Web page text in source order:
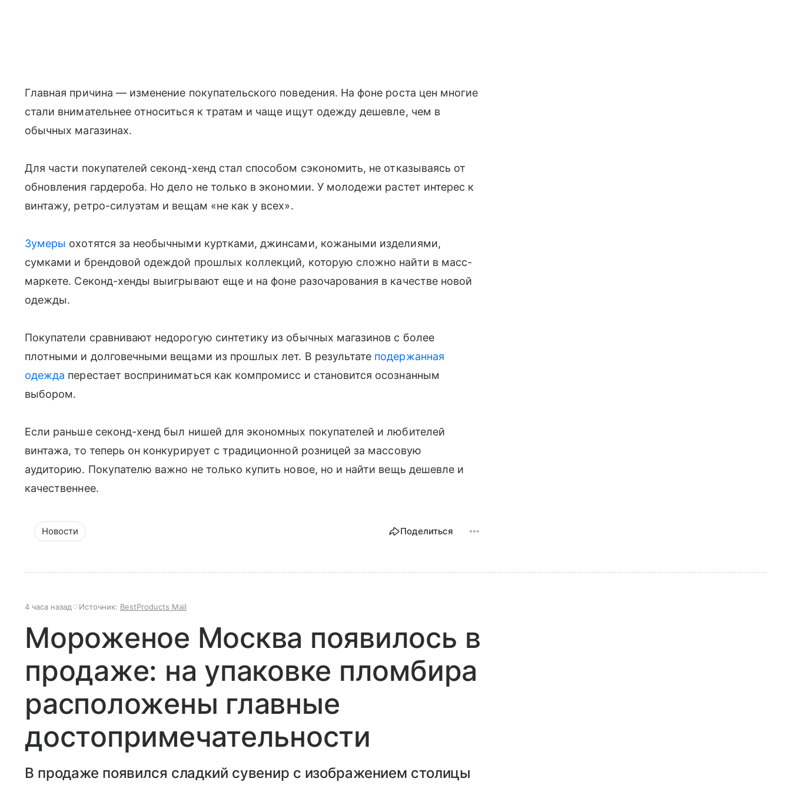
Главная причина — изменение покупательского поведения. На фоне роста цен многие
стали внимательнее относиться к тратам и чаще ищут одежду дешевле, чем в
обычных магазинах.
Для части покупателей секонд-хенд стал способом сэкономить, не отказываясь от
обновления гардероба. Но дело не только в экономии. У молодежи растет интерес к
винтажу, ретро-силуэтам и вещам «не как у всех».
Зумеры охотятся за необычными куртками, джинсами, кожаными изделиями,
сумками и брендовой одеждой прошлых коллекций, которую сложно найти в масс-
маркете. Секонд-хенды выигрывают еще и на фоне разочарования в качестве новой
одежды.
Покупатели сравнивают недорогую синтетику из обычных магазинов с более
плотными и долговечными вещами из прошлых лет. В результате подержанная
одежда перестает восприниматься как компромисс и становится осознанным
выбором.
Если раньше секонд-хенд был нишей для экономных покупателей и любителей
винтажа, то теперь он конкурирует с традиционной розницей за массовую
аудиторию. Покупателю важно не только купить новое, но и найти вещь дешевле и
качественнее.
Новости Поделиться
4 часа назад Источник: BestProducts Mail
Мороженое Москва появилось в
продаже: на упаковке пломбира
расположены главные
достопримечательности
В продаже появился сладкий сувенир с изображением столицы